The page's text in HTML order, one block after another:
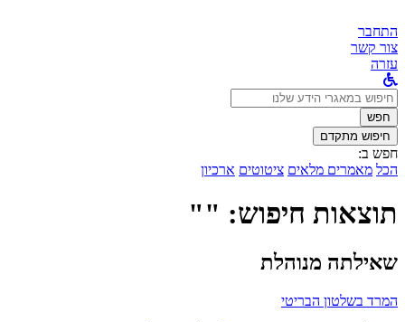
התחבר
צור קשר
עזרה
לחפש
ב:חפש
חיפוש מתקדם
חפש ב:
הכל מאמרים מלאים ציטוטים ארכיון
תוצאות חיפוש: ""
שאילתה מנוהלת
המרד בשלטון הבריטי